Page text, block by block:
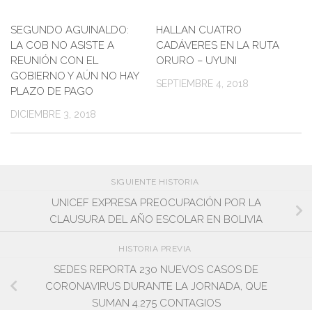
SEGUNDO AGUINALDO:
LA COB NO ASISTE A
REUNIÓN CON EL
GOBIERNO Y AÚN NO HAY
PLAZO DE PAGO
DICIEMBRE 3, 2018
HALLAN CUATRO
CADÁVERES EN LA RUTA
ORURO – UYUNI
SEPTIEMBRE 4, 2018
SIGUIENTE HISTORIA
UNICEF EXPRESA PREOCUPACIÓN POR LA
CLAUSURA DEL AÑO ESCOLAR EN BOLIVIA
HISTORIA PREVIA
SEDES REPORTA 230 NUEVOS CASOS DE
CORONAVIRUS DURANTE LA JORNADA, QUE
SUMAN 4.275 CONTAGIOS